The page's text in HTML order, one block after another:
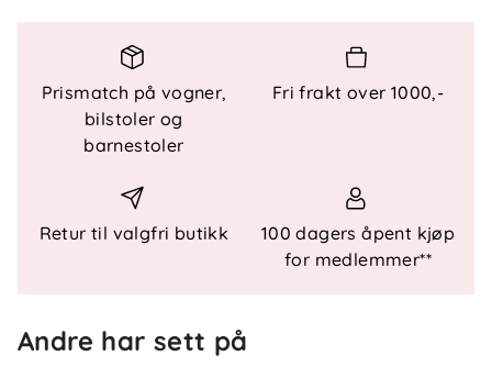
Converse-stilen.
Teknisk informasjon
Langermet modell
Klassisk Chuck Patch-grafikk
Komfortabel passform for daglig bruk
Materiale
Prismatch på vogner,
bilstoler og
barnestoler
Fri frakt over 1000,-
Retur til valgfri butikk
100 dagers åpent kjøp
for medlemmer**
Andre har sett på